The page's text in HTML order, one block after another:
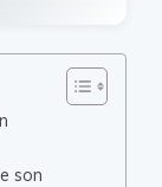
son